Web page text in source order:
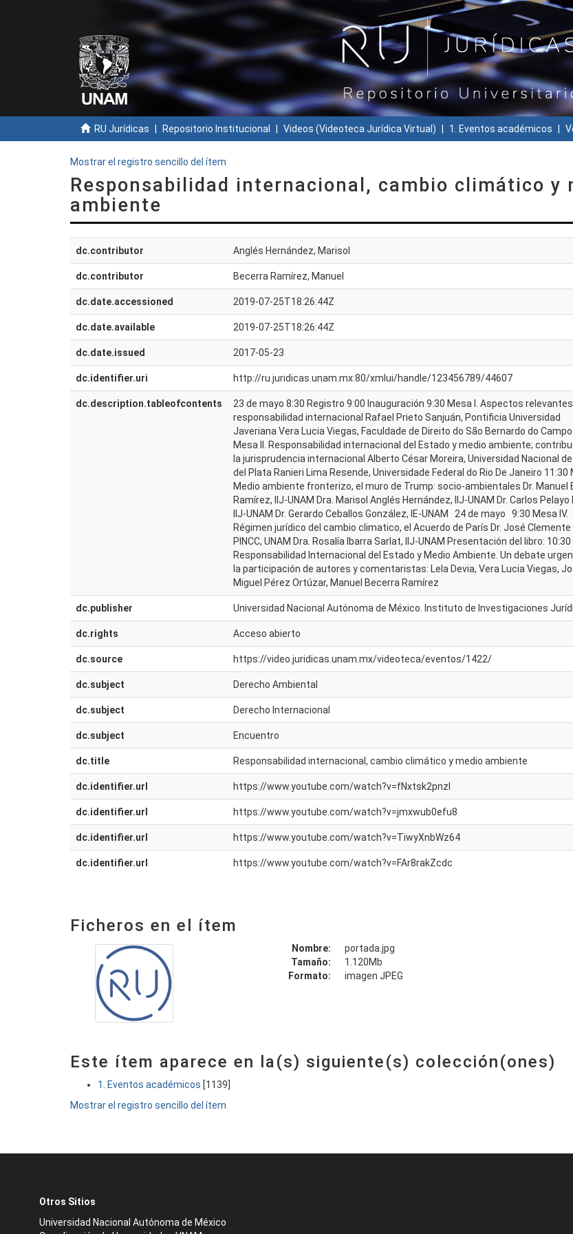
RU Jurídicas Repositorio Institucional Videos (Videoteca Jurídica Virtual) 1. Eventos académicos
Mostrar el registro sencillo del ítem
Responsabilidad internacional, cambio climático y
ambiente
dc.contributor Anglés Hernández, Marisol
dc.contributor Becerra Ramírez, Manuel
dc.date.accessioned 2019-07-25T18:26:44Z
dc.date.available 2019-07-25T18:26:44Z
dc.date.issued 2017-05-23
dc.identifier.uri http://ru.juridicas.unam.mx:80/xmlui/handle/123456789/44607
dc.description.tableofcontents
23 de mayo 8:30 Registro 9:00 Inauguración 9:30 Mesa I. Aspectos
responsabilidad internacional Rafael Prieto Sanjuán, Pontificia Universidad
Javeriana Vera Lucia Viegas, Faculdade de Direito do São Bernardo do
Mesa II. Responsabilidad internacional del Estado y medio ambiente;
la jurisprudencia internacional Alberto César Moreira, Universidad Nacional
del Plata Ranieri Lima Resende, Universidade Federal do Rio De Janeiro 11:30
Medio ambiente fronterizo, el muro de Trump: socio-ambientales Dr. Manuel
Ramírez, IIJ-UNAM Dra. Marisol Anglés Hernández, IIJ-UNAM Dr. Carlos Pelayo
IIJ-UNAM Dr. Gerardo Ceballos González, IE-UNAM 24 de mayo 9:30 Mesa IV.
Régimen jurídico del cambio climatico, el Acuerdo de París Dr. José Clemente
PINCC, UNAM Dra. Rosalía Ibarra Sarlat, IIJ-UNAM Presentación del libro: 10:30
Responsabilidad Internacional del Estado y Medio Ambiente. Un debate
la participación de autores y comentaristas: Lela Devia, Vera Lucia Viegas,
Miguel Pérez Ortúzar, Manuel Becerra Ramírez
dc.publisher Universidad Nacional Autónoma de México. Instituto de Investigaciones
dc.rights Acceso abierto
dc.source https://video.juridicas.unam.mx/videoteca/eventos/1422/
dc.subject Derecho Ambiental
dc.subject Derecho Internacional
dc.subject Encuentro
dc.title Responsabilidad internacional, cambio climático y medio ambiente
dc.identifier.url https://www.youtube.com/watch?v=fNxtsk2pnzI
dc.identifier.url https://www.youtube.com/watch?v=jmxwub0efu8
dc.identifier.url https://www.youtube.com/watch?v=TiwyXnbWz64
dc.identifier.url https://www.youtube.com/watch?v=FAr8rakZcdc
Ficheros en el ítem
Nombre:
portada.jpg
Tamaño:
1.120Mb
Formato:
imagen JPEG
Este ítem aparece en la(s) siguiente(s) colección(ones)
1. Eventos académicos [1139]
Mostrar el registro sencillo del ítem
Otros Sitios
Universidad Nacional Autónoma de México